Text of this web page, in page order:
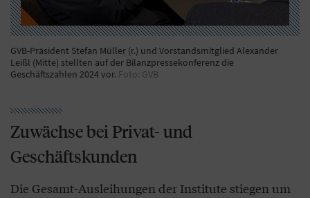
GVB-Präsident Stefan Müller (r.) und Vorstandsmitglied Alexander
Leißl (Mitte) stellten auf der Bilanzpressekonferenz die
Geschäftszahlen 2024 vor. Foto: GVB
Zuwächse bei Privat- und
Geschäftskunden
Die Gesamt-Ausleihungen der Institute stiegen um